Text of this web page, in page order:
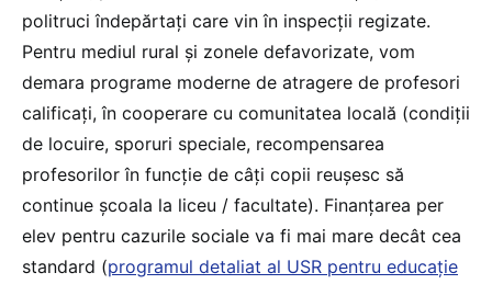
politruci îndepărtați care vin în inspecții regizate.
Pentru mediul rural și zonele defavorizate, vom
demara programe moderne de atragere de profesori
calificați, în cooperare cu comunitatea locală (condiții
de locuire, sporuri speciale, recompensarea
profesorilor în funcție de câți copii reușesc să
continue școala la liceu / facultate). Finanțarea per
elev pentru cazurile sociale va fi mai mare decât cea
standard (programul detaliat al USR pentru educație